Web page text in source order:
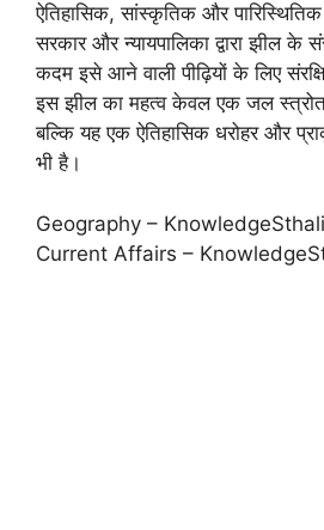
ऐतिहासिक, सांस्कृतिक और पारिस्थितिक
सरकार और न्यायपालिका द्वारा झील के
कदम इसे आने वाली पीढ़ियों के लिए
इस झील का महत्व केवल एक जल स्त्रोत
बल्कि यह एक ऐतिहासिक धरोहर और
भी है।
Geography – KnowledgeSthali
Current Affairs –